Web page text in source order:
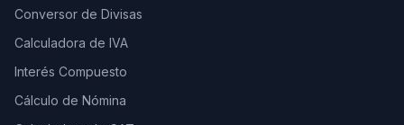
Conversor de Divisas
Calculadora de IVA
Interés Compuesto
Cálculo de Nómina